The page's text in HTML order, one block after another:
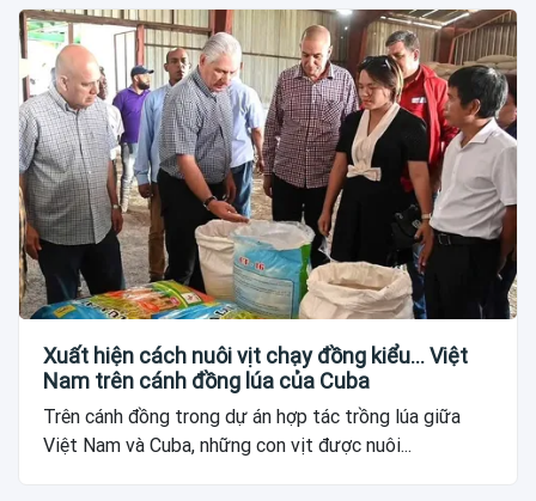
Xuất hiện cách nuôi vịt chạy đồng kiểu... Việt
Nam trên cánh đồng lúa của Cuba
Trên cánh đồng trong dự án hợp tác trồng lúa giữa
Việt Nam và Cuba, những con vịt được nuôi...